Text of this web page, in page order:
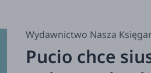
Wydawnictwo Nasza
Pucio chce